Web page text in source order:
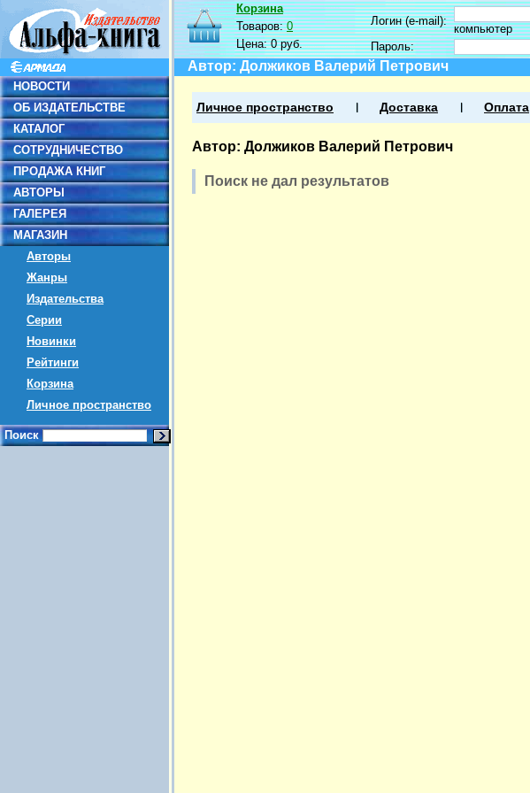
НОВОСТИ
ОБ ИЗДАТЕЛЬСТВЕ
КАТАЛОГ
СОТРУДНИЧЕСТВО
ПРОДАЖА КНИГ
АВТОРЫ
ГАЛЕРЕЯ
МАГАЗИН
Авторы
Жанры
Издательства
Серии
Новинки
Рейтинги
Корзина
Личное пространство
Поиск
Корзина
Товаров:0
Цена:0 руб.
Логин (e-mail):
компьютер
Пароль:
Автор: Должиков Валерий Петрович
Личное пространство Доставка Оплата
Автор: Должиков Валерий Петрович
Поиск не дал результатов